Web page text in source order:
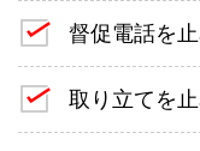
督促電話を
取り立てを